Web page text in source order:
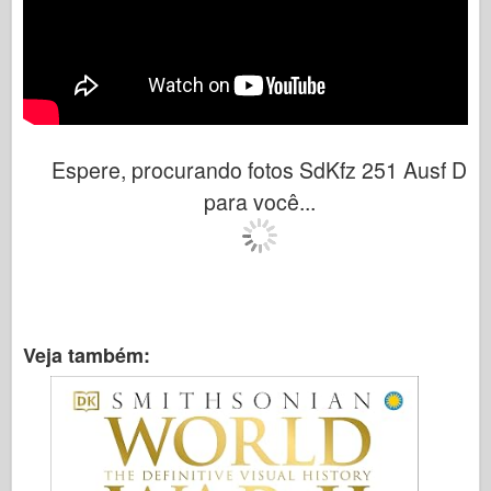
Espere, procurando fotos SdKfz 251 Ausf D
para você...
Veja também: